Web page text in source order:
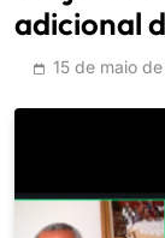
adicional
15 de maio